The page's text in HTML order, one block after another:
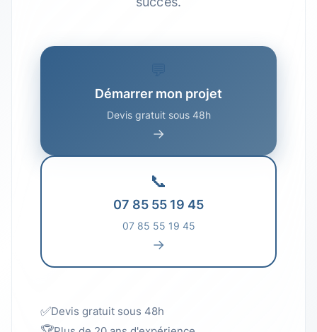
Démarrer mon projet
Devis gratuit sous 48h
→
📞
07 85 55 19 45
07 85 55 19 45
→
✅Devis gratuit sous 48h